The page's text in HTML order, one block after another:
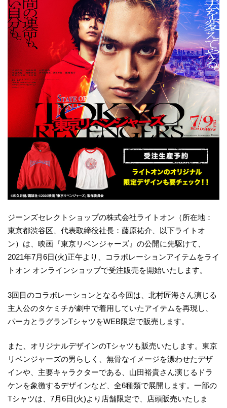
ジーンズセレクトショップの株式会社ライトオン（所在地：
東京都渋谷区、代表取締役社長：藤原祐介、以下ライトオ
ン）は、映画『東京リベンジャーズ』の公開に先駆けて、
2021年7月6日(火)正午より、コラボレーションアイテムをライ
トオン オンラインショップで受注販売を開始いたします。
3回目のコラボレーションとなる今回は、北村匠海さん演じる
主人公のタケミチが劇中で着用していたアイテムを再現し、
パーカとラグランTシャツをWEB限定で販売します。
また、オリジナルデザインのTシャツも販売いたします。東京
リベンジャーズの男らしく、無骨なイメージを漂わせたデザ
インや、主要キャラクターである、山田裕貴さん演じるドラ
ケンを象徴するデザインなど、全6種類で展開します。一部の
Tシャツは、7月6日(火)より店舗限定で、店頭販売いたしま